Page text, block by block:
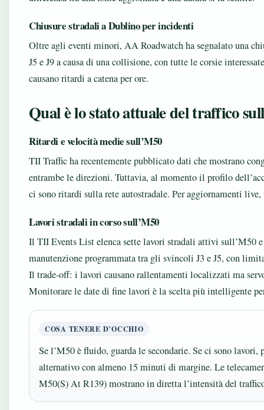
Chiusure stradali a Dublino per incidenti
Oltre agli eventi minori, AA Roadwatch ha segnalato una
J5 e J9 a causa di una collisione, con tutte le corsie
causano ritardi a catena per ore.
Qual è lo stato attuale del traffico
Ritardi e velocità medie sull’M50
TII Traffic ha recentemente pubblicato dati che mostrano
entrambe le direzioni. Tuttavia, al momento il profilo
ci sono ritardi sulla rete autostradale. Per aggiornamenti
Lavori stradali in corso sull’M50
Il TII Events List elenca sette lavori stradali attivi sull’M50
manutenzione programmata tra gli svincoli J3 e J5, con
Il trade-off: i lavori causano rallentamenti localizzati ma
Monitorare le date di fine lavori è la scelta più intelligente
COSA TENERE D’OCCHIO
Se l’M50 è fluido, guarda le secondarie. Se ci sono lavori,
alternativo con almeno 15 minuti di margine. Le
M50(S) At R139) mostrano in diretta l’intensità del